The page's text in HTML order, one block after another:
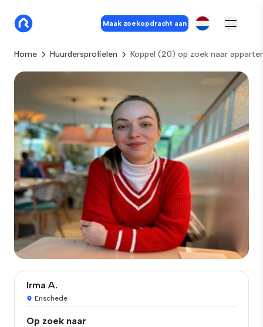
Maak zoekopdracht aan
Home Huurdersprofielen Koppel (20) op zoek naar
Irma A.
Enschede
Op zoek naar